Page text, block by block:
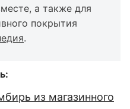
а также для
покрытия
.
из магазинного